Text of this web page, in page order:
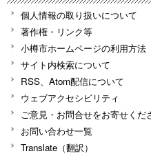
個人情報の取り扱いについて
著作権・リンク等
小樽市ホームページの利用方法
サイト内検索について
RSS、Atom配信について
ウェブアクセシビリティ
ご意見・お問合せをお寄せくだ
お問い合わせ一覧
Translate（翻訳）